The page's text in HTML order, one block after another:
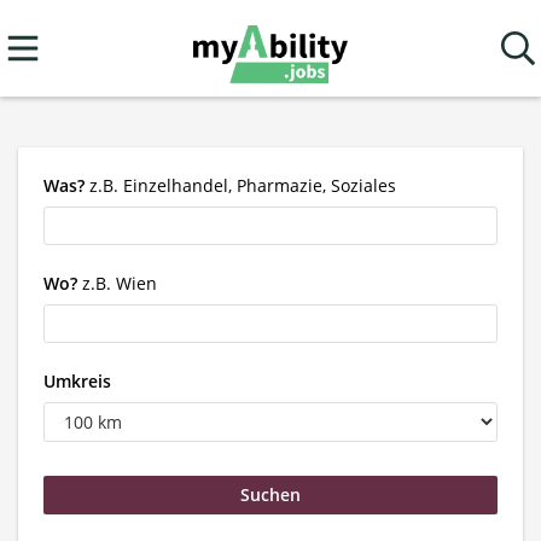
Was? z.B. Einzelhandel, Pharmazie, Soziales
Wo? z.B. Wien
Umkreis